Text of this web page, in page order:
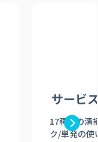
サービ
17種類の清
ク/単発の使